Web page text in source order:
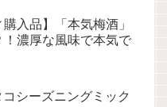
購入品】「本気梅酒」
！濃厚な風味で本気で
シーズニングミック